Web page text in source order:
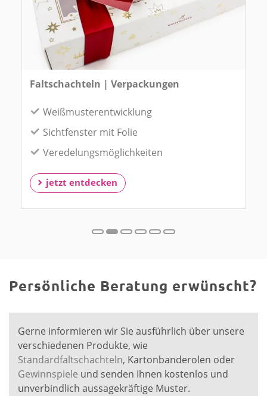
Faltschachteln | Verpackungen
Weißmusterentwicklung
Sichtfenster mit Folie
Veredelungsmöglichkeiten
jetzt entdecken
Persönliche Beratung erwünscht?
Gerne informieren wir Sie ausführlich über unsere
verschiedenen Produkte, wie
Standardfaltschachteln, Kartonbanderolen oder
Gewinnspiele und senden Ihnen kostenlos und
unverbindlich aussagekräftige Muster.